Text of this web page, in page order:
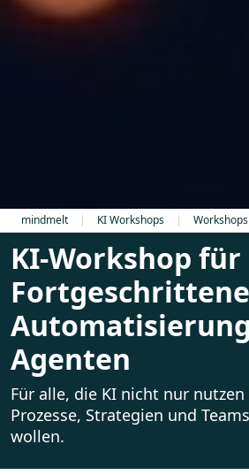
mindmelt KI Workshops Workshops
KI-Workshop für
Agenten
Für alle, die KI nicht nur
Prozesse, Strategien und
wollen.